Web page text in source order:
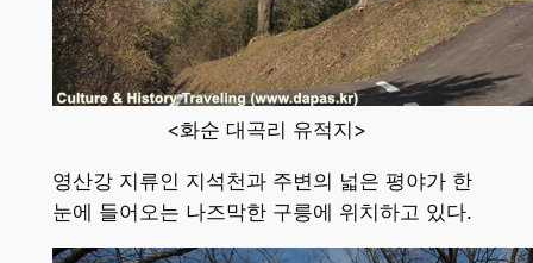
<화순 대곡리 유적지>
영산강 지류인 지석천과 주변의 넓은 평야가 한
눈에 들어오는 나즈막한 구릉에 위치하고 있다.